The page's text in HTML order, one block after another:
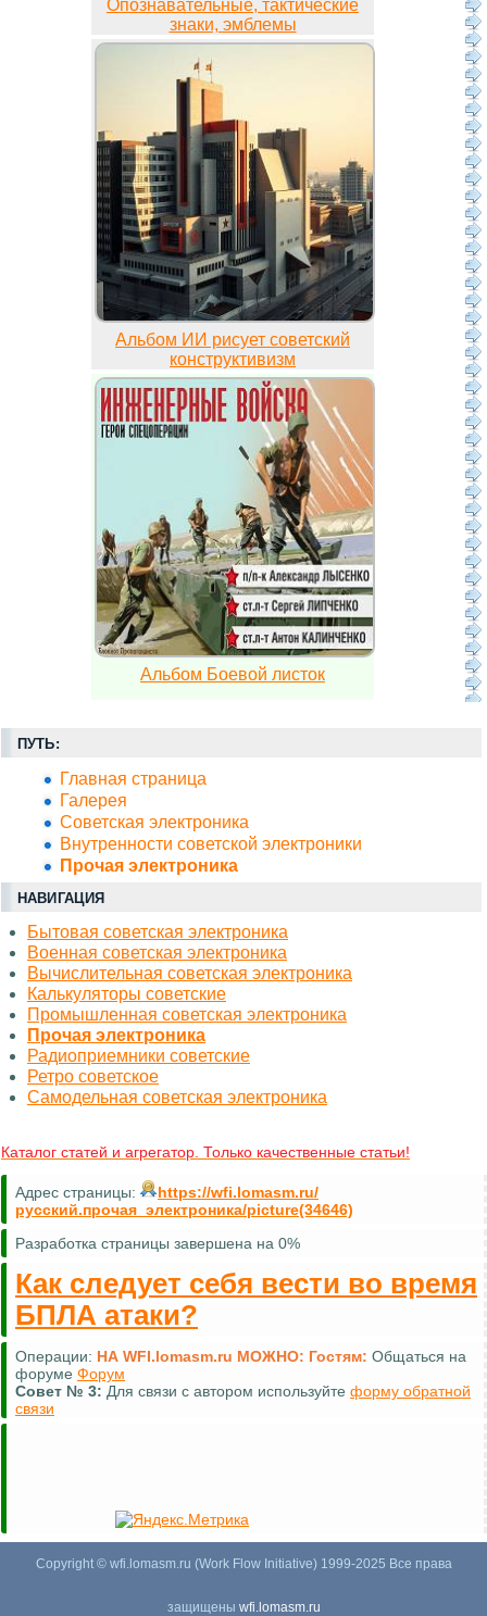
Опознавательные, тактические
знаки, эмблемы
Альбом ИИ рисует советский
конструктивизм
Альбом Боевой листок
ПУТЬ:
Главная страница
Галерея
Советская электроника
Внутренности советской электроники
Прочая электроника
НАВИГАЦИЯ
Бытовая советская электроника
Военная советская электроника
Вычислительная советская электроника
Калькуляторы советские
Промышленная советская электроника
Прочая электроника
Радиоприемники советские
Ретро советское
Самодельная советская электроника
Каталог статей и агрегатор. Только качественные статьи!
Адрес страницы:
https://wfi.lomasm.ru/
русский.прочая_электроника/picture(34646)
Разработка страницы завершена на 0%
Как следует себя вести во время
БПЛА атаки?
Операции: НА WFI.lomasm.ru МОЖНО: Гостям: Общаться на
форуме Форум
Совет № 3: Для связи с автором используйте форму обратной
связи
Copyright © wfi.lomasm.ru (Work Flow Initiative) 1999-2025 Все права
защищены wfi.lomasm.ru